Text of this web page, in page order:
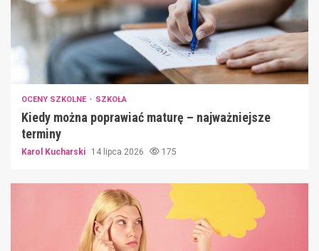
OCENY SZKOLNE SZKOŁA
Kiedy można poprawiać maturę – najważniejsze
terminy
Karol Kucharski 14 lipca 2026 175